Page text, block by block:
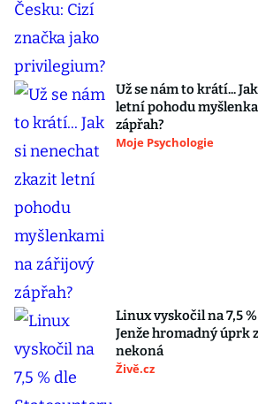
Už se nám to krátí...
letní pohodu
zápřah?
Moje Psychologie
Linux vyskočil na 7,5
Jenže hromadný úprk
nekoná
Živě.cz